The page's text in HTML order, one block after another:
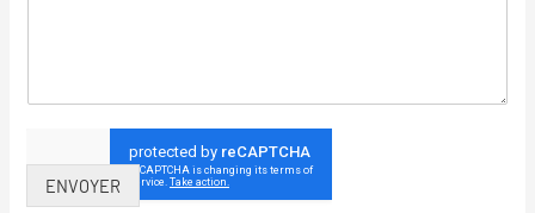
ENVOYER